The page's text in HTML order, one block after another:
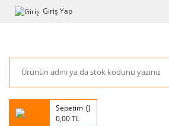
Giriş Yap
Sepetim
0,00 TL